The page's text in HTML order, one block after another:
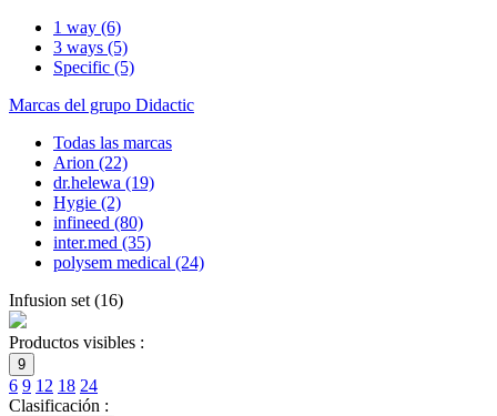
1 way (6)
3 ways (5)
Specific (5)
Marcas del grupo Didactic
Todas las marcas
Arion (22)
dr.helewa (19)
Hygie (2)
infineed (80)
inter.med (35)
polysem medical (24)
Infusion set (16)
Productos visibles :
9
6 9 12 18 24
Clasificación :